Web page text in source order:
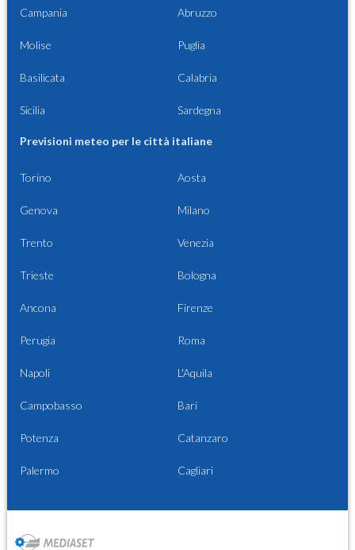
Campania Abruzzo
Molise Puglia
Basilicata Calabria
Sicilia Sardegna
Previsioni meteo per le città italiane
Torino Aosta
Genova Milano
Trento Venezia
Trieste Bologna
Ancona Firenze
Perugia Roma
Napoli L'Aquila
Campobasso Bari
Potenza Catanzaro
Palermo Cagliari